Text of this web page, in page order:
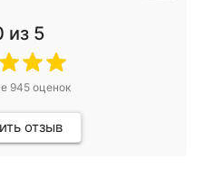
из 5
945оценок
отзыв